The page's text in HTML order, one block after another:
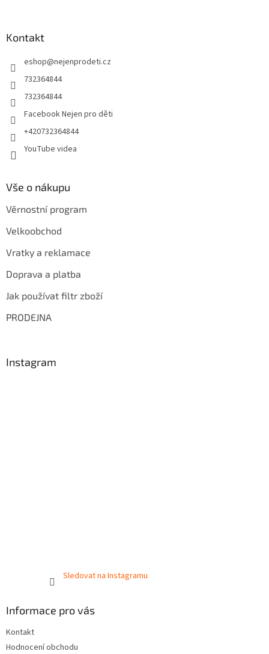
Kontakt
eshop@nejenprodeti.cz
732364844
732364844
Facebook Nejen pro děti
+420732364844
YouTube videa
Vše o nákupu
Věrnostní program
Velkoobchod
Vratky a reklamace
Doprava a platba
Jak používat filtr zboží
PRODEJNA
Instagram
Sledovat na Instagramu
Informace pro vás
Kontakt
Hodnocení obchodu